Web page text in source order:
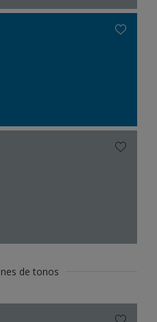
de tonos